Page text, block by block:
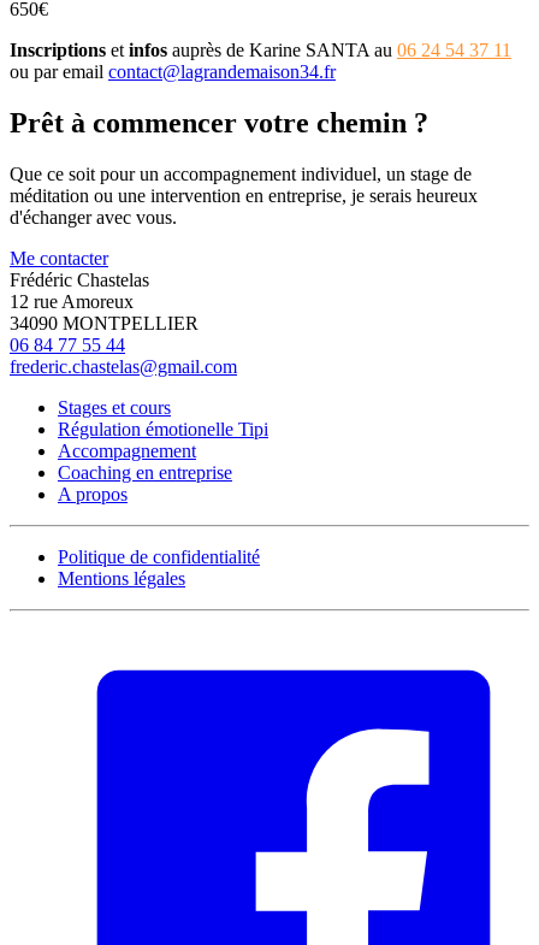
650€
Inscriptions et infos auprès de Karine SANTA au 06 24 54 37 11
ou par email contact@lagrandemaison34.fr
Prêt à commencer votre chemin ?
Que ce soit pour un accompagnement individuel, un stage de
méditation ou une intervention en entreprise, je serais heureux
d'échanger avec vous.
Me contacter
Frédéric Chastelas
12 rue Amoreux
34090 MONTPELLIER
06 84 77 55 44
frederic.chastelas@gmail.com
Stages et cours
Régulation émotionelle Tipi
Accompagnement
Coaching en entreprise
A propos
Politique de confidentialité
Mentions légales